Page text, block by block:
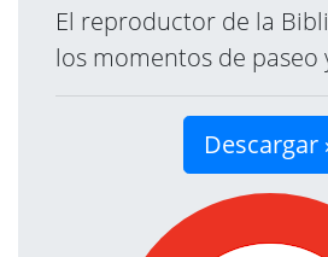
El reproductor de la
los momentos de
Descargar